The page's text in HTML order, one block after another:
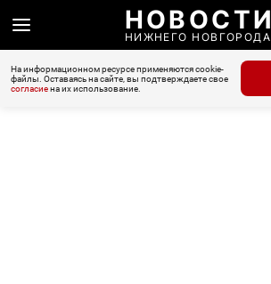
НОВОСТИ
НИЖНЕГО НОВГОРОДА
На информационном ресурсе применяются cookie-
файлы. Оставаясь на сайте, вы подтверждаете свое
согласиена их использование.